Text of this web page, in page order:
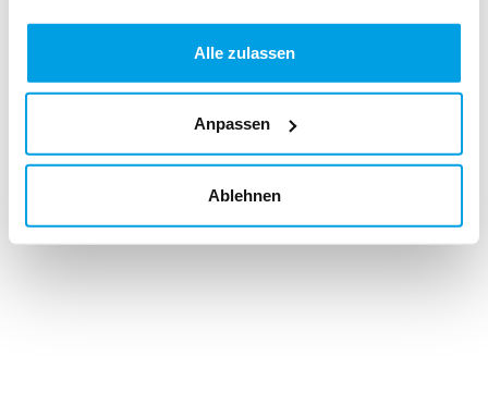
Alle zulassen
Anpassen
Ablehnen